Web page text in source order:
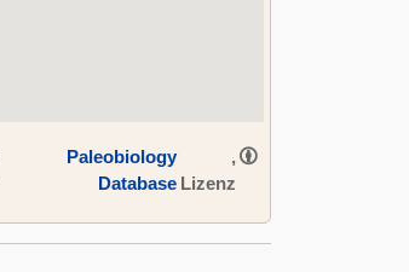
Paleobiology
Database
,
Lizenz